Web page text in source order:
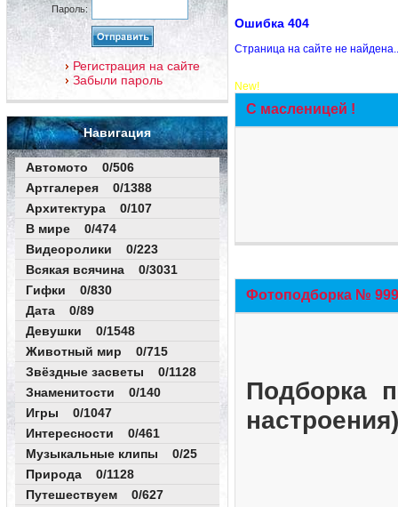
Пароль:
Регистрация на сайте
Забыли пароль
Навигация
Автомото 0/506
Артгалерея 0/1388
Архитектура 0/107
В мире 0/474
Видеоролики 0/223
Всякая всячина 0/3031
Гифки 0/830
Дата 0/89
Девушки 0/1548
Животный мир 0/715
Звёздные засветы 0/1128
Знаменитости 0/140
Игры 0/1047
Интересности 0/461
Музыкальные клипы 0/25
Природа 0/1128
Путешествуем 0/627
Ошибка 404
Страница на сайте не
New!
С масленицей !
Фотоподборка №
Подборка